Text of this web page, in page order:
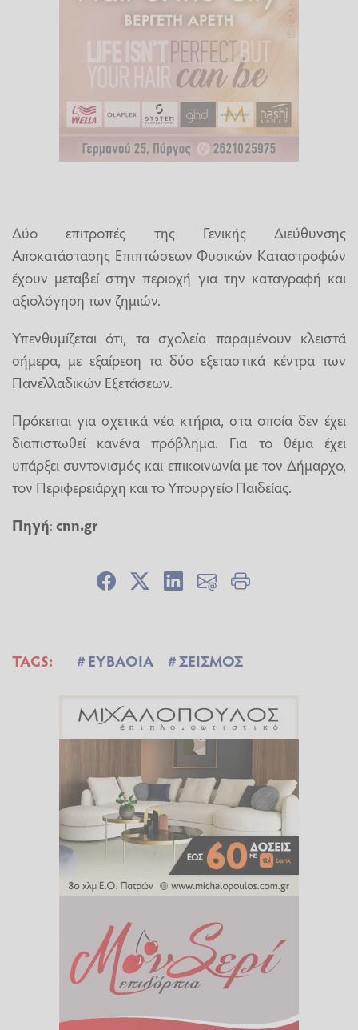
Δύο επιτροπές της Γενικής Διεύθυνσης
Αποκατάστασης Επιπτώσεων Φυσικών Καταστροφών
έχουν μεταβεί στην περιοχή για την καταγραφή και
αξιολόγηση των ζημιών.
Υπενθυμίζεται ότι, τα σχολεία παραμένουν κλειστά
σήμερα, με εξαίρεση τα δύο εξεταστικά κέντρα των
Πανελλαδικών Εξετάσεων.
Πρόκειται για σχετικά νέα κτήρια, στα οποία δεν έχει
διαπιστωθεί κανένα πρόβλημα. Για το θέμα έχει
υπάρξει συντονισμός και επικοινωνία με τον Δήμαρχο,
τον Περιφερειάρχη και το Υπουργείο Παιδείας.
Πηγή:cnn.gr
TAGS: ΕΥΒΑΟΙΑ ΣΕΙΣΜΟΣ